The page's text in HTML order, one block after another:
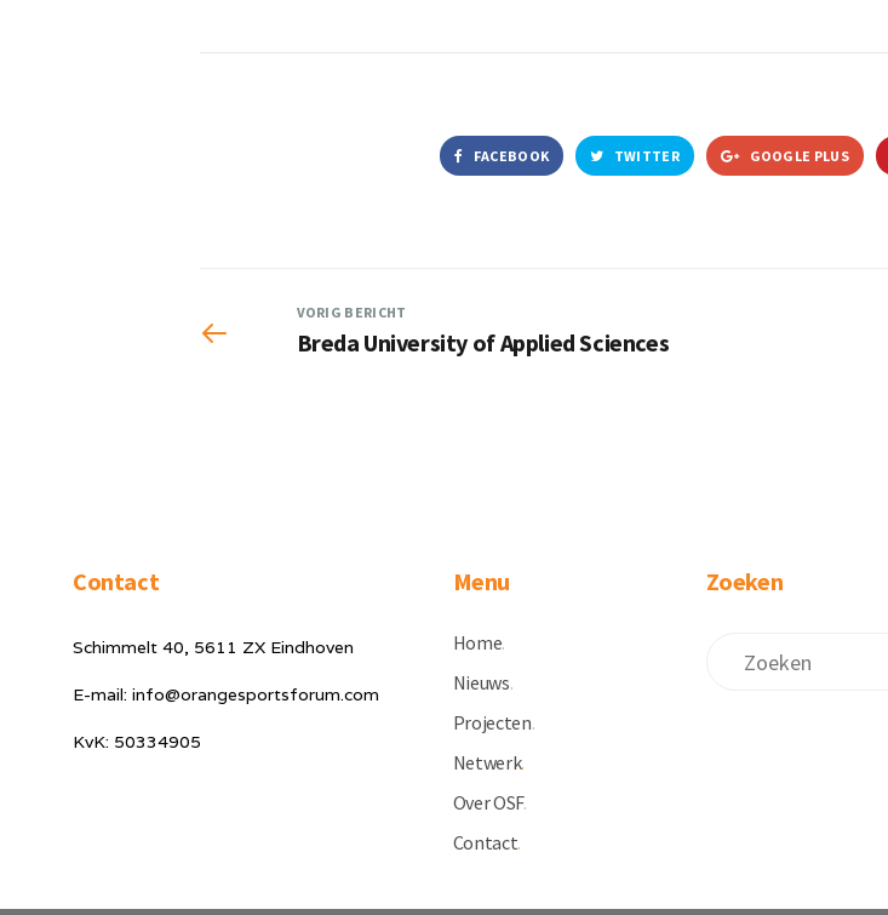
FACEBOOK TWITTER GOOGLE PLUS
VORIG BERICHT
Breda University of Applied Sciences
Contact
Schimmelt 40, 5611 ZX Eindhoven
E-mail: info@orangesportsforum.com
KvK: 50334905
Menu
Home.
Nieuws.
Projecten.
Netwerk.
Over OSF.
Contact.
Zoeken